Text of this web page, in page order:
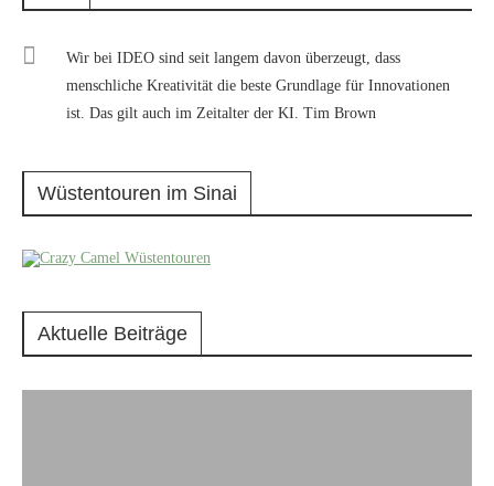
Wir bei IDEO sind seit langem davon überzeugt, dass
menschliche Kreativität die beste Grundlage für Innovationen
ist. Das gilt auch im Zeitalter der KI. Tim Brown
Wüstentouren im Sinai
Aktuelle Beiträge